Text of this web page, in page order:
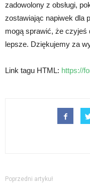
zadowolony z obsługi,
zostawiając napiwek dla
mogą sprawić, że czyjeś
lepsze. Dziękujemy za
Link tagu HTML: https://
Poprzedni artykuł